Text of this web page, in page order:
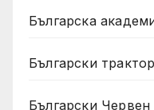
Българска
Български
Български Червен